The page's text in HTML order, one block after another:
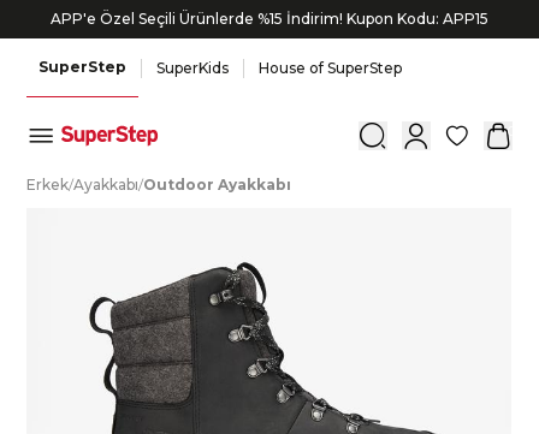
APP'e Özel Seçili Ürünlerde %15 İndirim! Kupon Kodu: APP15
SuperStep SuperKids House of SuperStep
0
Erkek/Ayakkabı/Outdoor Ayakkabı